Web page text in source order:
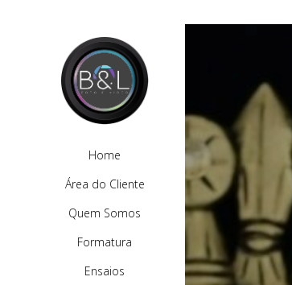
Home
Área do Cliente
Quem Somos
Formatura
Ensaios